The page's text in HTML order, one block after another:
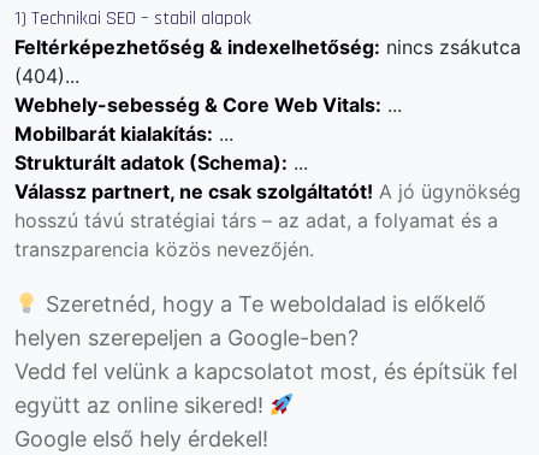
1) Technikai SEO – stabil alapok
Feltérképezhetőség & indexelhetőség: nincs zsákutca
(404)...
Webhely-sebesség & Core Web Vitals: ...
Mobilbarát kialakítás: ...
Strukturált adatok (Schema): ...
Válassz partnert, ne csak szolgáltatót! A jó ügynökség
hosszú távú stratégiai társ – az adat, a folyamat és a
transzparencia közös nevezőjén.
Szeretnéd, hogy a Te weboldalad is előkelő
helyen szerepeljen a Google-ben?
Vedd fel velünk a kapcsolatot most, és építsük fel
együtt az online sikered!
Google első hely érdekel!